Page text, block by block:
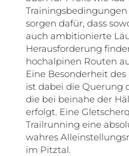
sorgen dafür, dass
auch ambitionierte
Herausforderung
hochalpinen Routen
Eine Besonderheit
ist dabei die Querung
die bei beinahe der
erfolgt. Eine
Trailrunning eine
wahres
im Pitztal.